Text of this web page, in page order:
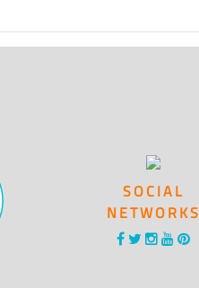
SOCIAL
NETWORKS